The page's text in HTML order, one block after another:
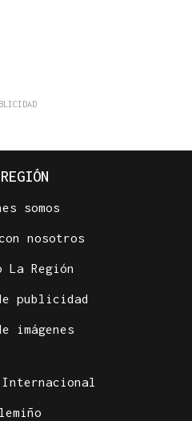
somos
nosotros
La Región
publicidad
imágenes
Internacional